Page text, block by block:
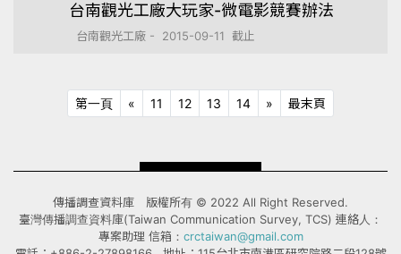
台南觀光工廠大玩家-微電影競賽辦法
台南觀光工廠 - 2015-09-11 截止
第一頁第一頁
« 上十頁
11 12 13 14 » 下十頁
最末頁
傳播調查資料庫 版權所有 © 2022 All Right Reserved.
臺灣傳播調查資料庫(Taiwan Communication Survey, TCS) 連絡人：
專案助理 信箱： crctaiwan@gmail.com